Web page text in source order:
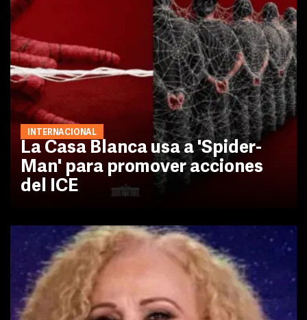
INTERNACIONAL
La Casa Blanca usa a 'Spider-
Man' para promover acciones
del ICE